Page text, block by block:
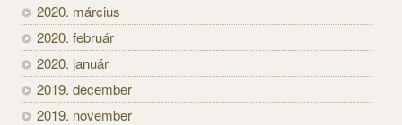
2020. március
2020. február
2020. január
2019. december
2019. november